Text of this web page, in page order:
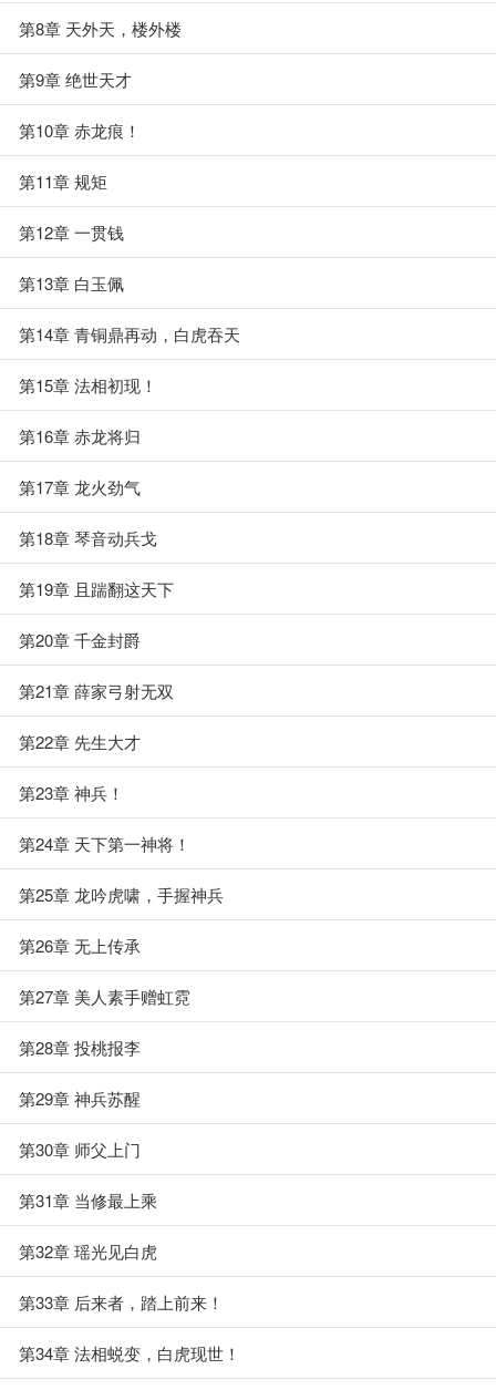
第8章 天外天，楼外楼
第9章 绝世天才
第10章 赤龙痕！
第11章 规矩
第12章 一贯钱
第13章 白玉佩
第14章 青铜鼎再动，白虎吞天
第15章 法相初现！
第16章 赤龙将归
第17章 龙火劲气
第18章 琴音动兵戈
第19章 且踹翻这天下
第20章 千金封爵
第21章 薛家弓射无双
第22章 先生大才
第23章 神兵！
第24章 天下第一神将！
第25章 龙吟虎啸，手握神兵
第26章 无上传承
第27章 美人素手赠虹霓
第28章 投桃报李
第29章 神兵苏醒
第30章 师父上门
第31章 当修最上乘
第32章 瑶光见白虎
第33章 后来者，踏上前来！
第34章 法相蜕变，白虎现世！